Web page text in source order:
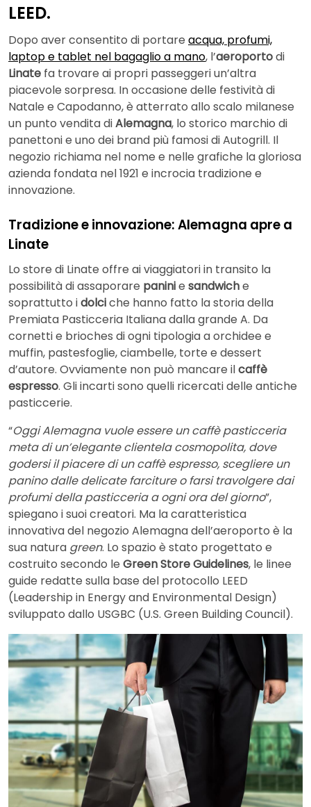
LEED.
Dopo aver consentito di portare acqua, profumi,
laptop e tablet nel bagaglio a mano, l’aeroportodi
Linate fa trovare ai propri passeggeri un’altra
piacevole sorpresa. In occasione delle festività di
Natale e Capodanno, è atterrato allo scalo milanese
un punto vendita diAlemagna, lo storico marchio di
panettoni e uno dei brand più famosi di Autogrill. Il
negozio richiama nel nome e nelle grafiche la gloriosa
azienda fondata nel 1921 e incrocia tradizione e
innovazione.
Tradizione e innovazione: Alemagna apre a
Linate
Lo store di Linate offre ai viaggiatori in transito la
possibilità di assaporare paninie sandwiche
soprattutto idolciche hanno fatto la storia della
Premiata Pasticceria Italiana dalla grande A. Da
cornetti e brioches di ogni tipologia a orchidee e
muffin, pastesfoglie, ciambelle, torte e dessert
d’autore. Ovviamente non può mancare ilcaffè
espresso. Gli incarti sono quelli ricercati delle antiche
pasticcerie.
“Oggi Alemagna vuole essere un caffè pasticceria
meta di un’elegante clientela cosmopolita, dove
godersi il piacere di un caffè espresso, scegliere un
panino dalle delicate farciture o farsi travolgere dai
profumi della pasticceria a ogni ora del giorno”,
spiegano i suoi creatori. Ma la caratteristica
innovativa del negozio Alemagna dell’aeroporto è la
sua natura green. Lo spazio è stato progettato e
costruito secondo le Green Store Guidelines, le linee
guide redatte sulla base del protocollo LEED
(Leadership in Energy and Environmental Design)
sviluppato dallo USGBC (U.S. Green Building Council).